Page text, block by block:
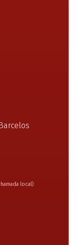
local)